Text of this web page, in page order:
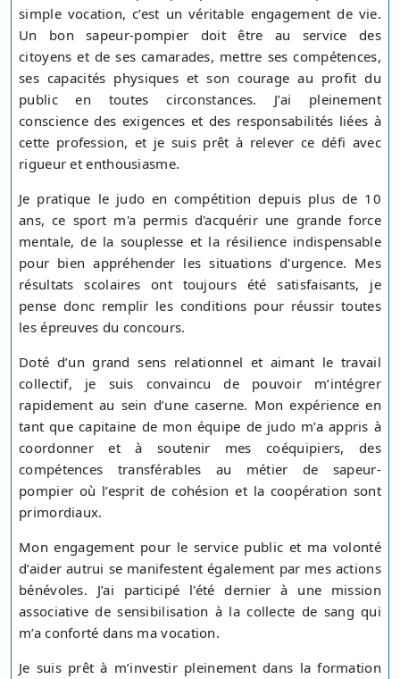
simple vocation, c’est un véritable engagement de vie.
Un bon sapeur-pompier doit être au service des
citoyens et de ses camarades, mettre ses compétences,
ses capacités physiques et son courage au profit du
public en toutes circonstances. J’ai pleinement
conscience des exigences et des responsabilités liées à
cette profession, et je suis prêt à relever ce défi avec
rigueur et enthousiasme.
Je pratique le judo en compétition depuis plus de 10
ans, ce sport m'a permis d'acquérir une grande force
mentale, de la souplesse et la résilience indispensable
pour bien appréhender les situations d'urgence. Mes
résultats scolaires ont toujours été satisfaisants, je
pense donc remplir les conditions pour réussir toutes
les épreuves du concours.
Doté d’un grand sens relationnel et aimant le travail
collectif, je suis convaincu de pouvoir m’intégrer
rapidement au sein d’une caserne. Mon expérience en
tant que capitaine de mon équipe de judo m’a appris à
coordonner et à soutenir mes coéquipiers, des
compétences transférables au métier de sapeur-
pompier où l’esprit de cohésion et la coopération sont
primordiaux.
Mon engagement pour le service public et ma volonté
d’aider autrui se manifestent également par mes actions
bénévoles. J’ai participé l'été dernier à une mission
associative de sensibilisation à la collecte de sang qui
m’a conforté dans ma vocation.
Je suis prêt à m’investir pleinement dans la formation